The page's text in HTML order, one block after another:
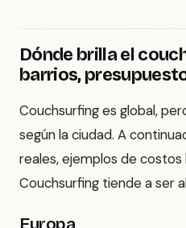
Dónde brilla el
barrios,
Couchsurfing es global,
según la ciudad. A
reales, ejemplos de costos
Couchsurfing tiende a ser